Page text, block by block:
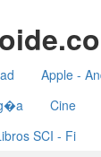
Apple -
Cine
SCI - Fi